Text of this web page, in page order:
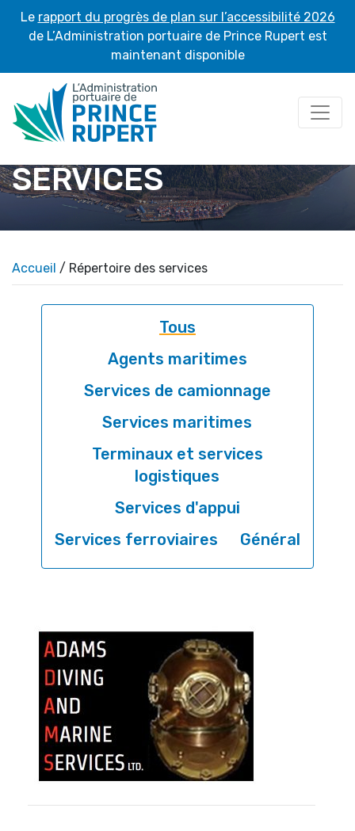
Le rapport du progrès de plan sur l’accessibilité 2026
de L’Administration portuaire de Prince Rupert est
maintenant disponible
RÉPERTOIRE DES
SERVICES
Accueil / Répertoire des services
Tous
Agents maritimes
Services de camionnage
Services maritimes
Terminaux et services
logistiques
Services d'appui
Services ferroviaires
Général